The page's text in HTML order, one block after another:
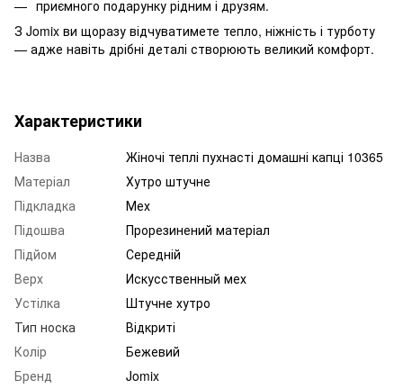
приємного подарунку рідним і друзям.
З Jomix ви щоразу відчуватимете тепло, ніжність і турботу
— адже навіть дрібні деталі створюють великий комфорт.
Характеристики
Назва
Жіночі теплі пухнасті домашні капці 10365
Матеріал
Хутро штучне
Підкладка
Мех
Підошва
Прорезинений матеріал
Підйом
Середній
Верх
Искусственный мех
Устілка
Штучне хутро
Тип носка
Відкриті
Колір
Бежевий
Бренд
Jomix